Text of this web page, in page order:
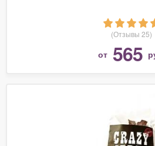
(Отзывы 25)
от 565